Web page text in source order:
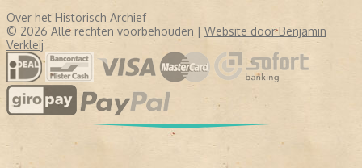
Over het Historisch Archief
© 2026 Alle rechten voorbehouden | Website door Benjamin
Verkleij